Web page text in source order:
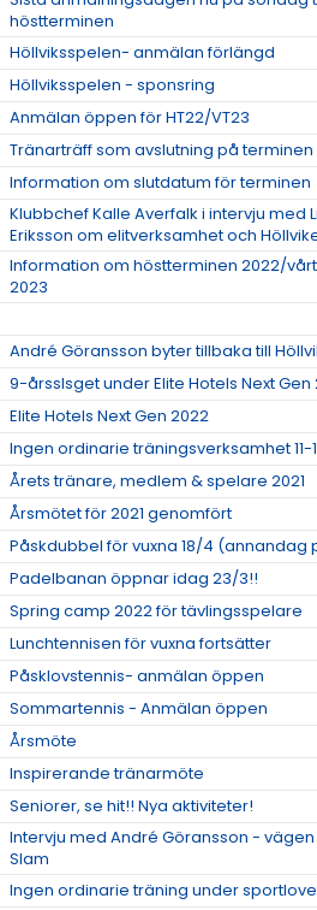
höstterminen
Höllviksspelen- anmälan förlängd
Höllviksspelen - sponsring
Anmälan öppen för HT22/VT23
Tränarträff som avslutning på terminen
Information om slutdatum för terminen
Klubbchef Kalle Averfalk i intervju med
Eriksson om elitverksamhet och
Information om höstterminen 2022/
2023
André Göransson byter tillbaka till
9-årsslsget under Elite Hotels Next Gen
Elite Hotels Next Gen 2022
Ingen ordinarie träningsverksamhet 11-
Årets tränare, medlem & spelare 2021
Årsmötet för 2021 genomfört
Påskdubbel för vuxna 18/4 (annandag
Padelbanan öppnar idag 23/3!!
Spring camp 2022 för tävlingsspelare
Lunchtennisen för vuxna fortsätter
Påsklovstennis- anmälan öppen
Sommartennis - Anmälan öppen
Årsmöte
Inspirerande tränarmöte
Seniorer, se hit!! Nya aktiviteter!
Intervju med André Göransson - vägen
Slam
Ingen ordinarie träning under